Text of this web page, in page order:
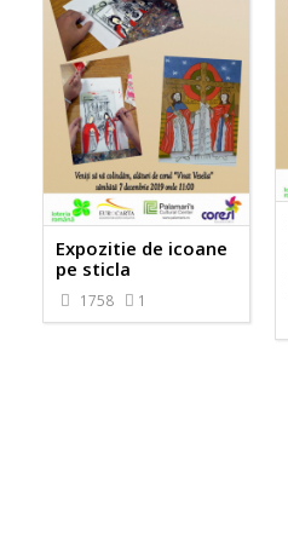
Expozitie de icoane
pe sticla
1758 1